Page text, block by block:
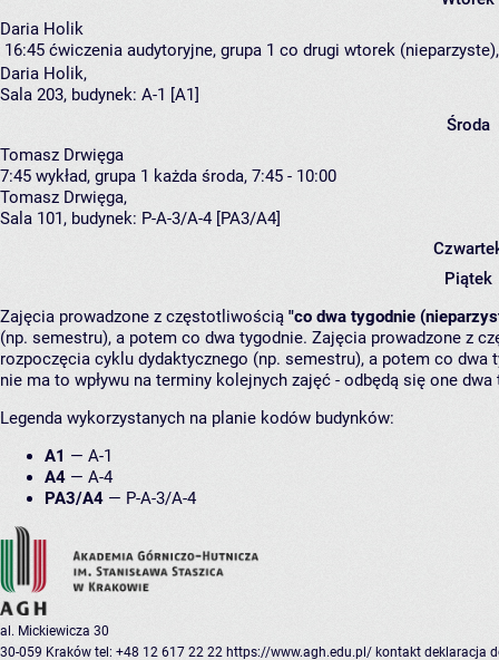
Daria Holik
16:45 ćwiczenia audytoryjne, grupa 1 co drugi wtorek
Daria Holik,
Sala 203, budynek: A-1 [A1]
Środa
Tomasz Drwięga
7:45 wykład, grupa 1 każda środa, 7:45 - 10:00
Tomasz Drwięga,
Sala 101, budynek: P-A-3/A-4 [PA3/A4]
Piątek
Zajęcia prowadzone z częstotliwością "co dwa tygodnie
(np. semestru), a potem co dwa tygodnie. Zajęcia prowadzone z
rozpoczęcia cyklu dydaktycznego (np. semestru), a potem co
nie ma to wpływu na terminy kolejnych zajęć - odbędą się one
Legenda wykorzystanych na planie kodów budynków:
A1 — A-1
A4 — A-4
PA3/A4 — P-A-3/A-4
al. Mickiewicza 30
30-059 Kraków tel: +48 12 617 22 22 https://www.agh.edu.pl/ kontakt deklaracja